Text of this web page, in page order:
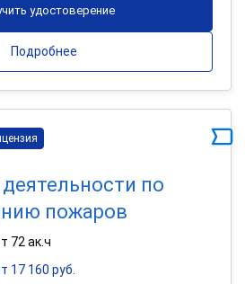
удостоверение
Подробнее
по
пожаров
72 ак.ч
17 160 руб.